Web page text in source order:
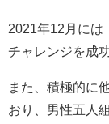
2021年12月には
チャレンジを成
また、積極的に
おり、男性五人